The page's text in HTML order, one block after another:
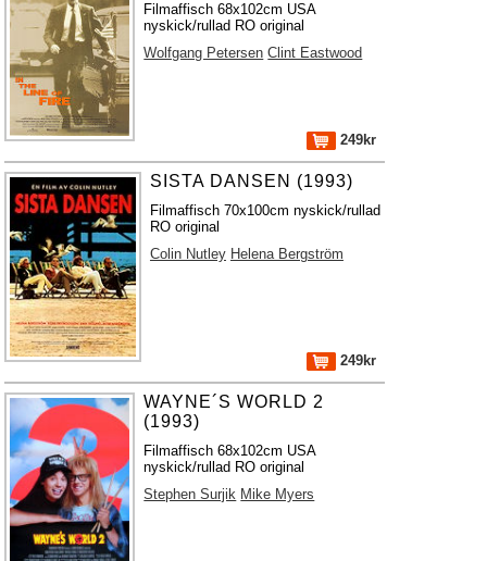
Filmaffisch 68x102cm USA
nyskick/rullad RO original
Wolfgang Petersen Clint Eastwood
249kr
SISTA DANSEN (1993)
Filmaffisch 70x100cm nyskick/rullad
RO original
Colin Nutley Helena Bergström
249kr
WAYNE´S WORLD 2
(1993)
Filmaffisch 68x102cm USA
nyskick/rullad RO original
Stephen Surjik Mike Myers